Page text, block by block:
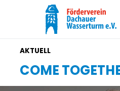
COME